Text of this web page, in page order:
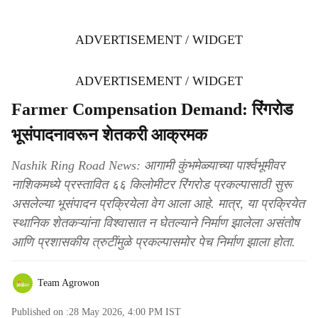
ADVERTISEMENT / WIDGET
ADVERTISEMENT / WIDGET
Farmer Compensation Demand: रिंगरोड
भूसंपादनावरून शेतकरी आक्रमक
Nashik Ring Road News: आगामी कुंभमेळ्याच्या पार्श्वभूमीवर
नाशिकमध्ये प्रस्तावित ६६ किलोमीटर रिंगरोड प्रकल्पासाठी सुरू
असलेल्या भूसंपादन प्रक्रियेला वेग आला आहे. मात्र, या प्रक्रियेत
स्थानिक शेतकऱ्यांना विश्वासात न घेतल्याने निर्माण झालेला असंतोष
आणि प्रशासकीय त्रुटींमुळे प्रकल्पासमोर पेच निर्माण झाला होता.
Team Agrowon
Published on :28 May 2026, 4:00 PM IST